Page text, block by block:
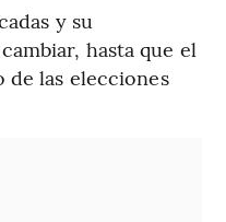
y su
hasta que el
las elecciones